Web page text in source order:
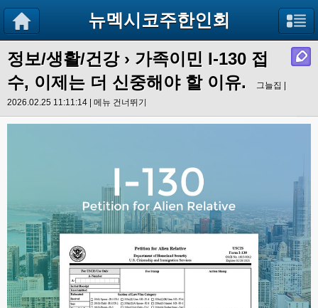
뉴멕시코주한인회
정보/생활/건강› 가족이민 I-130 접
수, 이제는 더 신중해야 할 이유.
그늘집 |
2026.02.25 11:11:14 | 메뉴 건너뛰기